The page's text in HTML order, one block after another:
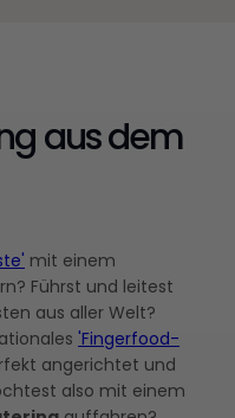
aus dem
mit einem
Führst und leitest
aus aller Welt?
'Fingerfood-
angerichtet und
also mit einem